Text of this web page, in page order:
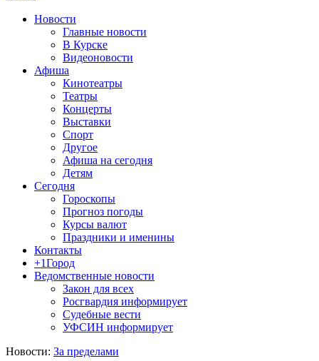
Новости
Главные новости
В Курске
Видеоновости
Афиша
Кинотеатры
Театры
Концерты
Выставки
Спорт
Другое
Афиша на сегодня
Детям
Сегодня
Гороскопы
Прогноз погоды
Курсы валют
Праздники и именины
Контакты
+1Город
Ведомственные новости
Закон для всех
Росгвардия информирует
Судебные вести
УФСИН информирует
Новости: За пределами